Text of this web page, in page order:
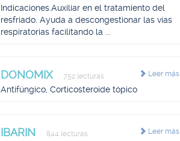
Indicaciones.Auxiliar en el tratamiento del
resfriado. Ayuda a descongestionar las vías
respiratorias facilitando la ...
Leer más
DONOMIX 752 lecturas
Antifúngico, Corticosteroide tópico
Leer más
IBARIN 844 lecturas